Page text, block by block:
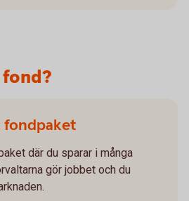
fondpaket
där du sparar i många
gör jobbet och du